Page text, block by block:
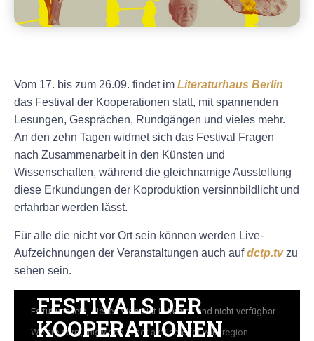
Vom 17. bis zum 26.09. findet im Literaturhaus Berlin
das Festival der Kooperationen statt, mit spannenden
Lesungen, Gesprächen, Rundgängen und vieles mehr.
An den zehn Tagen widmet sich das Festival Fragen
nach Zusammenarbeit in den Künsten und
Wissenschaften, während die gleichnamige Ausstellung
diese Erkundungen der Koproduktion versinnbildlicht und
erfahrbar werden lässt.
Für alle die nicht vor Ort sein können werden Live-
Aufzeichnungen der Veranstaltungen auch aufdctp.tvzu
sehen sein.